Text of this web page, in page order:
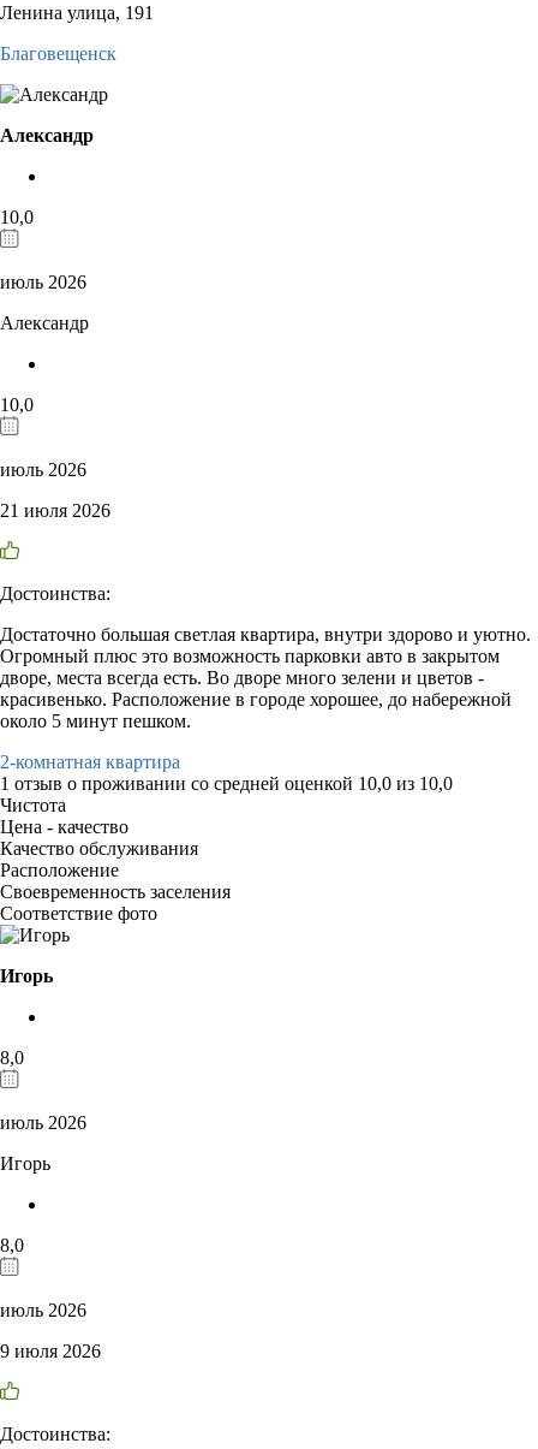
Ленина улица, 191
Благовещенск
Александр
10,0
июль 2026
Александр
10,0
июль 2026
21 июля 2026
Достоинства:
Достаточно большая светлая квартира, внутри здорово и уютно.
Огромный плюс это возможность парковки авто в закрытом
дворе, места всегда есть. Во дворе много зелени и цветов -
красивенько. Расположение в городе хорошее, до набережной
около 5 минут пешком.
2-комнатная квартира
1 отзыв о проживании со средней оценкой 10,0 из 10,0
Чистота
Цена - качество
Качество обслуживания
Расположение
Своевременность заселения
Соответствие фото
Игорь
8,0
июль 2026
Игорь
8,0
июль 2026
9 июля 2026
Достоинства: